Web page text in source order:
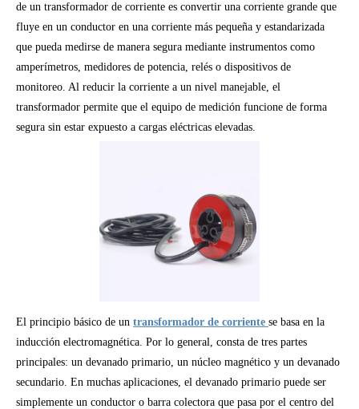
de un transformador de corriente es convertir una corriente grande que
fluye en un conductor en una corriente más pequeña y estandarizada
que pueda medirse de manera segura mediante instrumentos como
amperímetros, medidores de potencia, relés o dispositivos de
monitoreo. Al reducir la corriente a un nivel manejable, el
transformador permite que el equipo de medición funcione de forma
segura sin estar expuesto a cargas eléctricas elevadas.
El principio básico de un transformador de corriente se basa en la
inducción electromagnética. Por lo general, consta de tres partes
principales: un devanado primario, un núcleo magnético y un devanado
secundario. En muchas aplicaciones, el devanado primario puede ser
simplemente un conductor o barra colectora que pasa por el centro del